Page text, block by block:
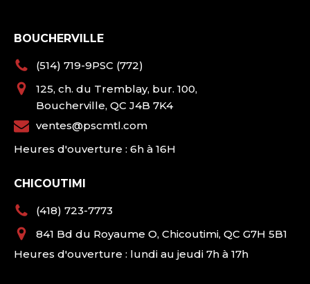
BOUCHERVILLE
(514) 719-9PSC (772)
125, ch. du Tremblay, bur. 100,
Boucherville, QC J4B 7K4
ventes@pscmtl.com
Heures d'ouverture : 6h à 16H
CHICOUTIMI
(418) 723-7773
841 Bd du Royaume O, Chicoutimi, QC G7H 5B1
Heures d'ouverture : lundi au jeudi 7h à 17h